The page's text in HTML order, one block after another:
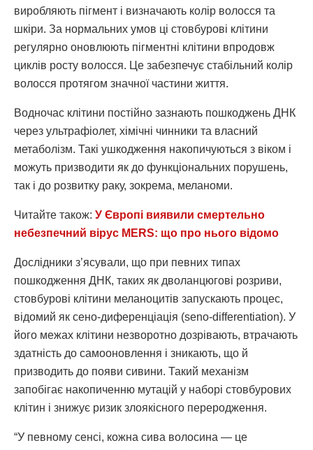
виробляють пігмент і визначають колір волосся та
шкіри. За нормальних умов ці стовбурові клітини
регулярно оновлюють пігментні клітини впродовж
циклів росту волосся. Це забезпечує стабільний колір
волосся протягом значної частини життя.
Водночас клітини постійно зазнають пошкоджень ДНК
через ультрафіолет, хімічні чинники та власний
метаболізм. Такі ушкодження накопичуються з віком і
можуть призводити як до функціональних порушень,
так і до розвитку раку, зокрема, меланоми.
Читайте також: У Європі виявили смертельно
небезпечний вірус MERS: що про нього відомо
Дослідники з’ясували, що при певних типах
пошкодження ДНК, таких як дволанцюгові розриви,
стовбурові клітини меланоцитів запускають процес,
відомий як сено-диференціація (seno-differentiation). У
його межах клітини незворотно дозрівають, втрачають
здатність до самооновлення і зникають, що й
призводить до появи сивини. Такий механізм
запобігає накопиченню мутацій у наборі стовбурових
клітин і знижує ризик злоякісного переродження.
“У певному сенсі, кожна сива волосина — це